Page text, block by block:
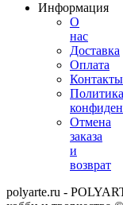
Информация
О
нас
Доставка
Оплата
Контакты
Политика
Отмена
заказа
и
возврат
polyarte.ru -